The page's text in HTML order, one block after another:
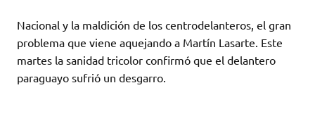
Nacional y la maldición de los centrodelanteros, el gran
problema que viene aquejando a Martín Lasarte. Este
martes la sanidad tricolor confirmó que el delantero
paraguayo sufrió un desgarro.